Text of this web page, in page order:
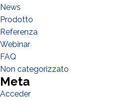
News
Prodotto
Referenza
Webinar
FAQ
Non categorizzato
Meta
Acceder